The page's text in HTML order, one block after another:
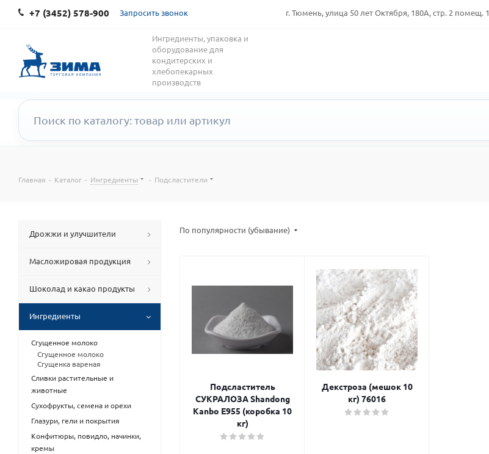
+7 (3452) 578-900 Запросить звонок г. Тюмень, улица 50 лет Октября, 180А, стр. 2 помещ. 1
Ингредиенты, упаковка и
оборудование для
кондитерских и
хлебопекарных
производств
Главная - Каталог - Ингредиенты - Подсластители
По популярности (убывание)
Подсластитель
СУКРАЛОЗА Shandong
Kanbo Е955 (коробка 10
кг)
Декстроза (мешок 10
кг) 76016
Дрожжи и улучшители
Масложировая продукция
Шоколад и какао продукты
Ингредиенты
Сгущенное молоко
Сгущенное молоко
Сгущенка вареная
Сливки растительные и
животные
Сухофрукты, семена и орехи
Глазури, гели и покрытия
Конфитюры, повидло, начинки,
кремы